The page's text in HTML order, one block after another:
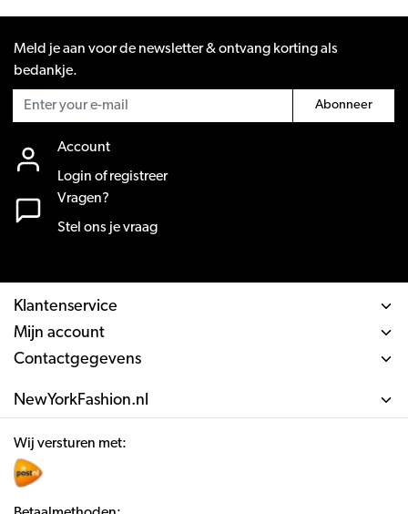
Meld je aan voor de newsletter & ontvang korting als
bedankje.
Abonneer
Account
Login of registreer
Vragen?
Stel ons je vraag
Klantenservice
Mijn account
Contactgegevens
NewYorkFashion.nl
Wij versturen met: